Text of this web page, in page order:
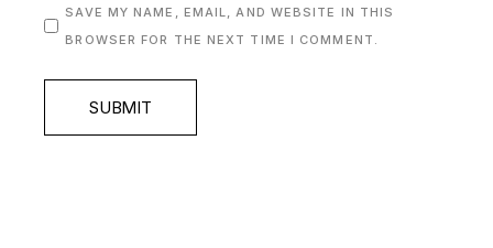
SAVE MY NAME, EMAIL, AND WEBSITE IN THIS
BROWSER FOR THE NEXT TIME I COMMENT.
SUBMIT